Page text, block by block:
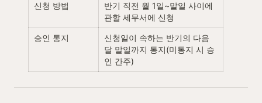
신청 방법
반기 직전 월 1일~말일 사이에
관할 세무서에 신청
승인 통지
신청일이 속하는 반기의 다음
달 말일까지 통지(미통지 시 승
인 간주)